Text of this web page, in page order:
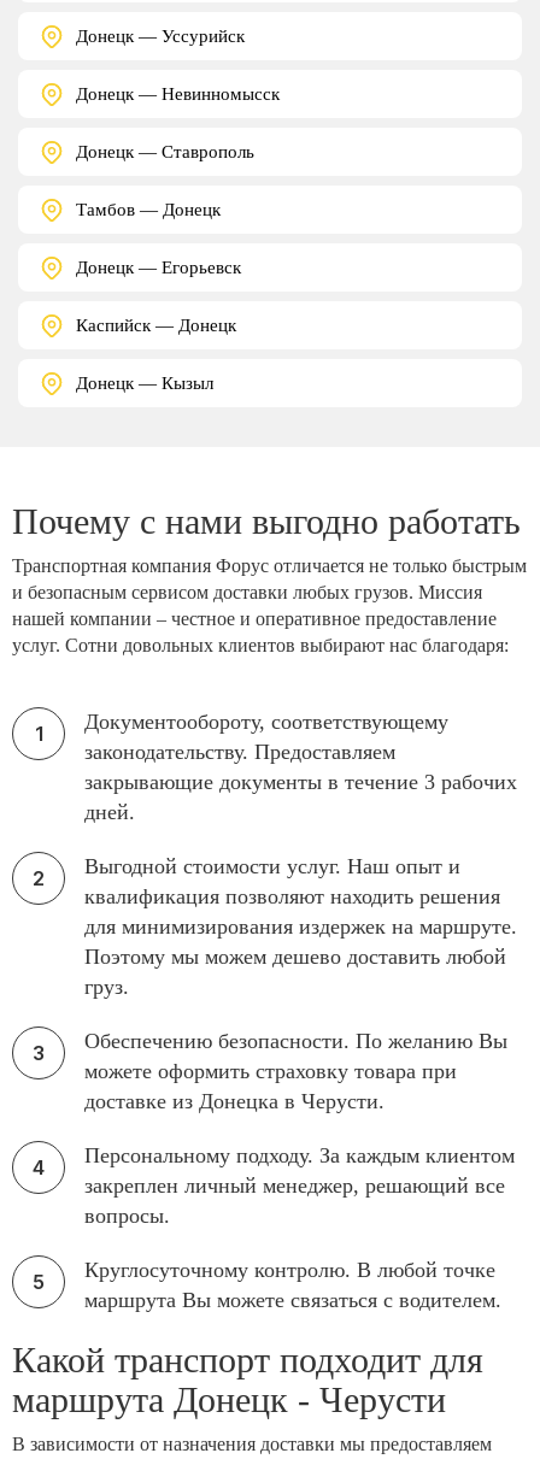
Донецк — Уссурийск
Донецк — Невинномысск
Донецк — Ставрополь
Тамбов — Донецк
Донецк — Егорьевск
Каспийск — Донецк
Донецк — Кызыл
Почему с нами выгодно работать
Транспортная компания Форус отличается не только быстрым
и безопасным сервисом доставки любых грузов. Миссия
нашей компании – честное и оперативное предоставление
услуг. Сотни довольных клиентов выбирают нас благодаря:
Документообороту, соответствующему
законодательству. Предоставляем
закрывающие документы в течение 3 рабочих
дней.
Выгодной стоимости услуг. Наш опыт и
квалификация позволяют находить решения
для минимизирования издержек на маршруте.
Поэтому мы можем дешево доставить любой
груз.
Обеспечению безопасности. По желанию Вы
можете оформить страховку товара при
доставке из Донецка в Черусти.
Персональному подходу. За каждым клиентом
закреплен личный менеджер, решающий все
вопросы.
Круглосуточному контролю. В любой точке
маршрута Вы можете связаться с водителем.
Какой транспорт подходит для
маршрута Донецк - Черусти
В зависимости от назначения доставки мы предоставляем